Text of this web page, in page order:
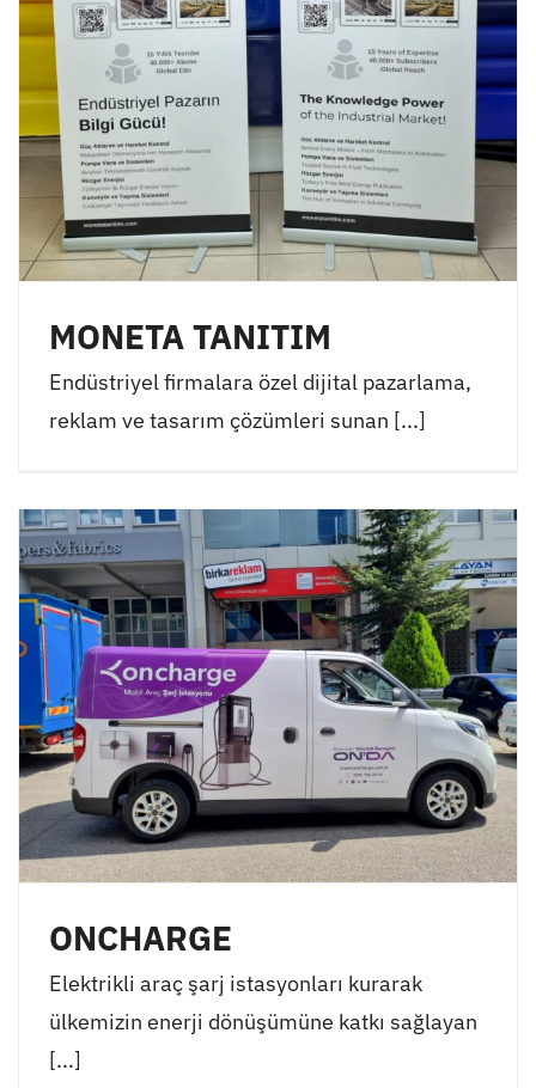
MONETA TANITIM
Endüstriyel firmalara özel dijital pazarlama,
reklam ve tasarım çözümleri sunan [...]
ONCHARGE
Elektrikli araç şarj istasyonları kurarak
ülkemizin enerji dönüşümüne katkı sağlayan
[...]